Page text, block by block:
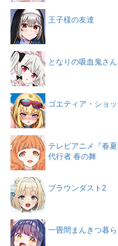
王子様の友達
となりの吸血鬼さん
ゴエティア・ショッ
テレビアニメ『春
代行者 春の舞
ブラウンダスト2
一畳間まんきつ暮ら